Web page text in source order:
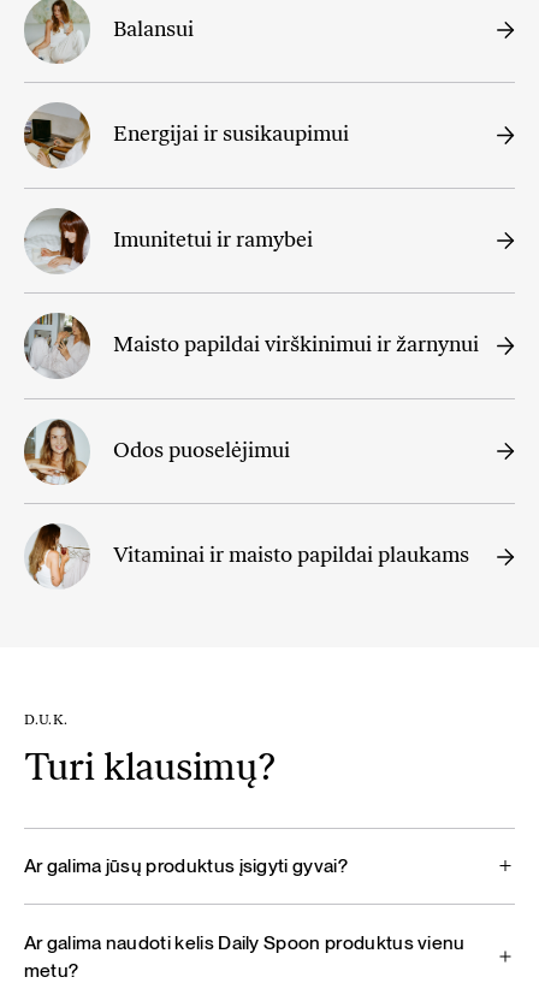
Balansui
Energijai ir susikaupimui
Imunitetui ir ramybei
Maisto papildai virškinimui ir žarnynui
Odos puoselėjimui
Vitaminai ir maisto papildai plaukams
D.U.K.
Turi klausimų?
Ar galima jūsų produktus įsigyti gyvai?
Ar galima naudoti kelis Daily Spoon produktus vienu
metu?